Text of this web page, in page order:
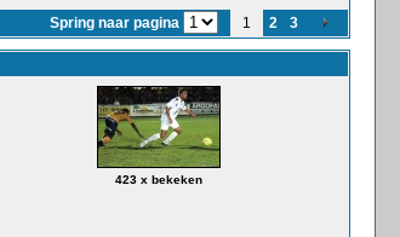
Spring naar pagina 1 2 3
423 x bekeken